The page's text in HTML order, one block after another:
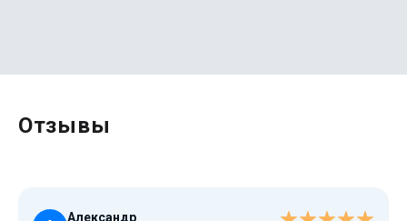
Отзывы
Александр